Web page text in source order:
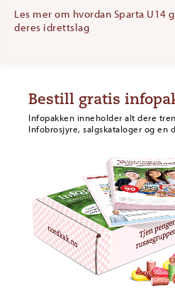
Les mer om hvordan Sparta U14
deres idrettslag
Bestill gratis
Infopakken inneholder alt dere
Infobrosjyre, salgskataloger og en